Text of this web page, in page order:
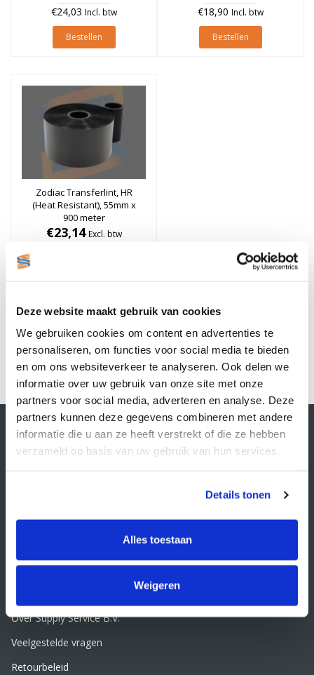
Deze website maakt gebruik van cookies
We gebruiken cookies om content en advertenties te
personaliseren, om functies voor social media te bieden
en om ons websiteverkeer te analyseren. Ook delen we
informatie over uw gebruik van onze site met onze
partners voor social media, adverteren en analyse. Deze
partners kunnen deze gegevens combineren met andere
informatie die u aan ze heeft verstrekt of die ze hebben
verzameld op basis van uw gebruik van hun services.
Details tonen
Alles toestaan
Weigeren
€24,03 Incl. btw
Bestellen
€18,90 Incl. btw
Bestellen
Zodiac Transferlint, HR
(Heat Resistant), 55mm x
900 meter
€23,14 Excl. btw
1
Contactgegevens
Supply Service B.V.
Nijverheidsstraat 25-K
KvK nummer: 66384737
BTW nummer: NL856526605B01
Klantenservice
Over Supply Service B.V.
Veelgestelde vragen
Retourbeleid